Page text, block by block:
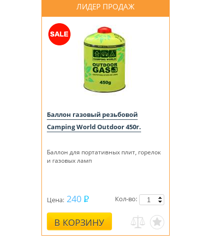
ЛИДЕР ПРОДАЖ
Баллон газовый резьбовой
Camping World Outdoor 450г.
Баллон для портативных плит, горелок
и газовых ламп
Цена: 240
В КОРЗИНУ
Кол-во: